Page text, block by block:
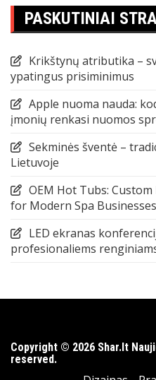
PASKUTINIAI
Krikštynų atributika –
ypatingus prisiminimus
Apple nuoma nauda:
įmonių renkasi nuomos
Sekminės šventė –
Lietuvoje
OEM Hot Tubs:
for Modern Spa Businesses
LED ekranas
profesionaliems
Copyright © 2026 Shar.lt
reserved.